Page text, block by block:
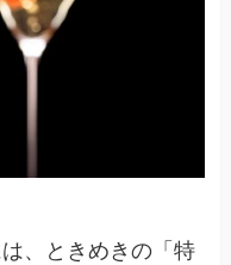
、ときめきの「特